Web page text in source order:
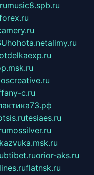
music8.spb.ru
hohota.netalimy.ru
otdelkaexp.ru
c.ru
tesiaes.ru
mossilver.ru
orior-aks.ru
flatnsk.ru